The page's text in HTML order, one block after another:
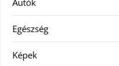
Autók
Egészség
Képek